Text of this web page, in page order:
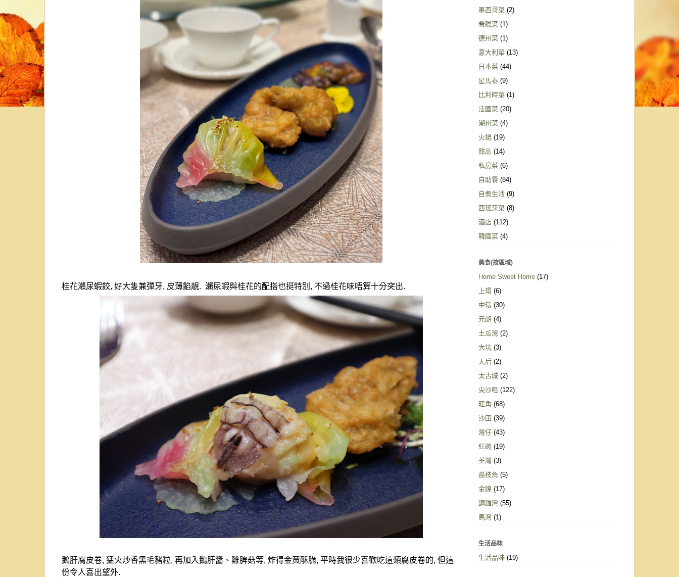
桂花瀨尿蝦餃, 好大隻兼彈牙, 皮薄餡靚. 瀨尿蝦與桂花的配搭也挺特別 , 不過桂花味唔算十分突出.
鵝肝腐皮卷, 猛火炒香黑毛豬粒, 再加入鵝肝醬、雞脾菇等, 炸得金黃酥脆, 平時我很少喜歡吃這類腐皮卷的, 但這
份令人喜出望外.
墨西哥菜 (2)
希臘菜 (1)
德州菜 (1)
意大利菜 (13)
日本菜 (44)
星馬泰 (9)
比利時菜 (1)
法國菜 (20)
潮州菜 (4)
火鍋 (19)
甜品 (14)
私房菜 (6)
自助餐 (84)
自煮生活 (9)
西班牙菜 (8)
酒店 (112)
韓國菜 (4)
美食(按區域)
Home Sweet Home (17)
上環 (6)
中環 (30)
元朗 (4)
土瓜灣 (2)
大坑 (3)
天后 (2)
太古城 (2)
尖沙咀 (122)
旺角 (68)
沙田 (39)
灣仔 (43)
紅磡 (19)
荃灣 (3)
荔枝角 (5)
金鐘 (17)
銅鑼灣 (55)
馬灣 (1)
生活品味
生活品味 (19)